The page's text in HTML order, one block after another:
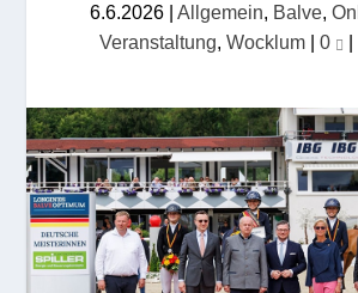
6.6.2026| Allgemein, Balve,
Veranstaltung, Wocklum | 0 |